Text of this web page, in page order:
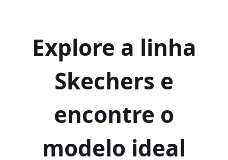
Explore a linha
Skechers e
encontre o
modelo ideal